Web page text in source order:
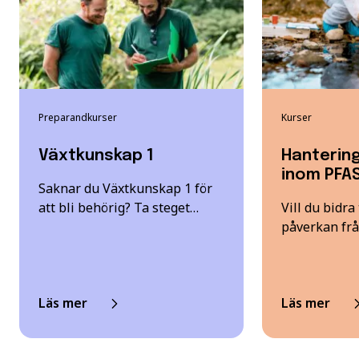
Preparandkurser
Växtkunskap 1
Saknar du Växtkunskap 1 för
att bli behörig? Ta steget…
Läs mer
Kurser
inom
Vill du
påverkan
Läs mer